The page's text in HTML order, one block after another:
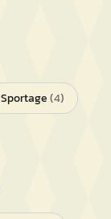
Sportage(4)